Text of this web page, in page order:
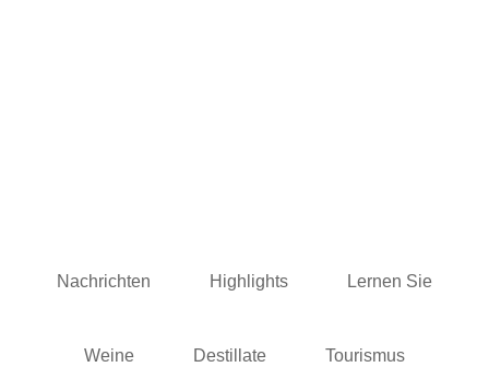
Nachrichten Highlights Lernen Sie
Weine Destillate Tourismus